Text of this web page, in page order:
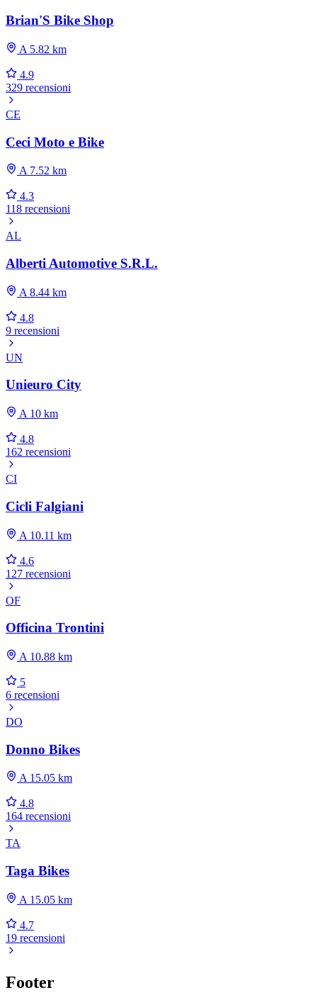
Brian'S Bike Shop
A 5.82 km
4.9
329 recensioni
CE
Ceci Moto e Bike
A 7.52 km
4.3
118 recensioni
AL
Alberti Automotive S.R.L.
A 8.44 km
4.8
9 recensioni
UN
Unieuro City
A 10 km
4.8
162 recensioni
CI
Cicli Falgiani
A 10.11 km
4.6
127 recensioni
OF
Officina Trontini
A 10.88 km
5
6 recensioni
DO
Donno Bikes
A 15.05 km
4.8
164 recensioni
TA
Taga Bikes
A 15.05 km
4.7
19 recensioni
Footer